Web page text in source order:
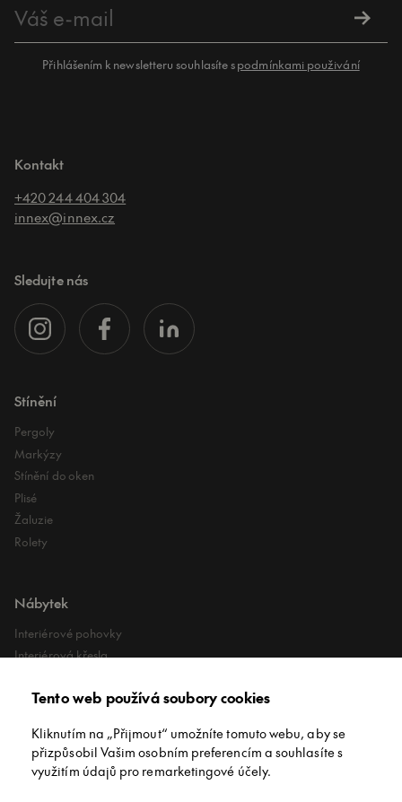
Přihlášením k newsletteru souhlasíte spodmínkami použivání
Kontakt
+420 244 404 304
innex@innex.cz
Sledujte nás
Stínění
Pergoly
Markýzy
Stínění do oken
Plisé
Žaluzie
Rolety
Nábytek
Interiérové pohovky
Interiérová křesla
Lehátka
Exteriérové pufy
Tento web používá soubory cookies
Kliknutím na „Přijmout“ umožníte tomuto webu, aby se
přizpůsobil Vašim osobním preferencím a souhlasíte s
využitím údajů pro remarketingové účely.